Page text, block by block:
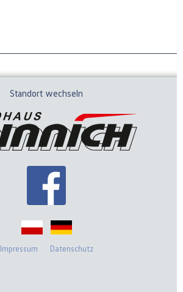
Standort wechseln
Impressum Datenschutz